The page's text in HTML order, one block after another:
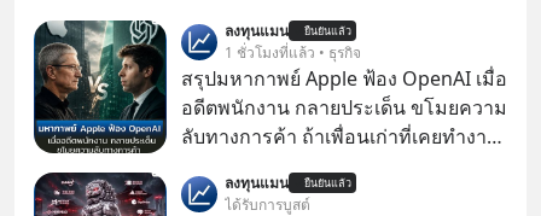
ลงทุนแมน ยืนยันแล้ว
1 ชั่วโมงที่แล้ว • ธุรกิจ
สรุปมหากาพย์ Apple ฟ้อง OpenAI เมื่อ
อดีตพนักงาน กลายประเด็น ขโมยความ
ลับทางการค้า ถ้าเพื่อนเก่าที่เคยทำงาน
เก่าที่เขาเคยทำไว้ ตอนยังอยู่บริษัท
ลงทุนแมน ยืนยันแล้ว
ได้รับการบูสต์